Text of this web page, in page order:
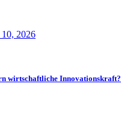
10, 2026
wirtschaftliche Innovationskraft?